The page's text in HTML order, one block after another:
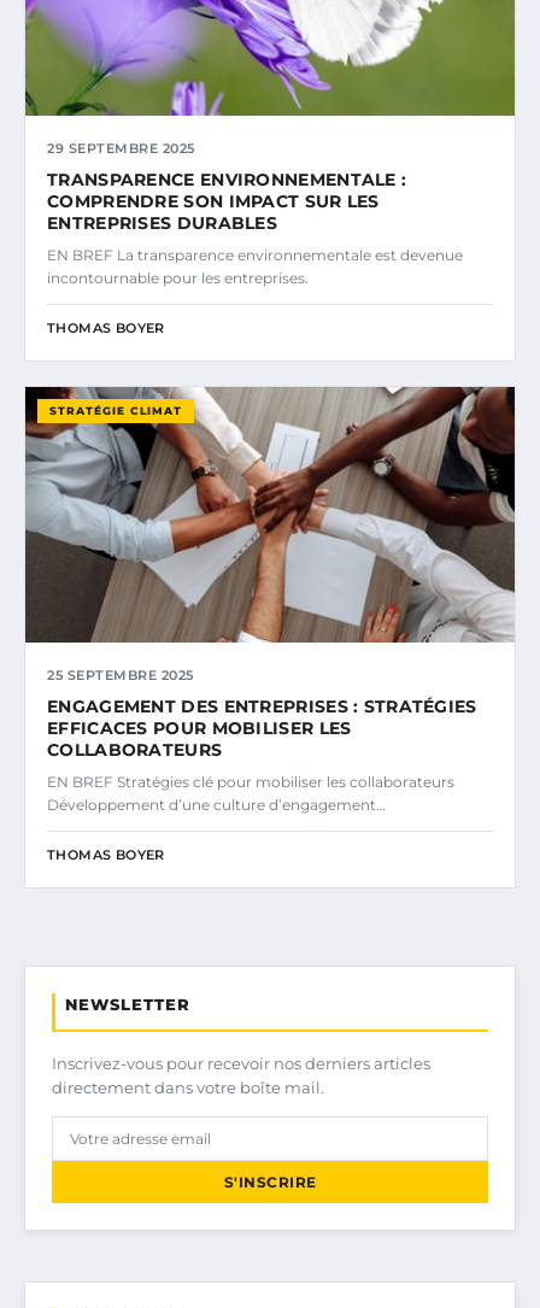
29 SEPTEMBRE 2025
TRANSPARENCE ENVIRONNEMENTALE :
COMPRENDRE SON IMPACT SUR LES
ENTREPRISES DURABLES
EN BREF La transparence environnementale est devenue
incontournable pour les entreprises.
THOMAS BOYER
STRATÉGIE CLIMAT
25 SEPTEMBRE 2025
ENGAGEMENT DES ENTREPRISES : STRATÉGIES
EFFICACES POUR MOBILISER LES
COLLABORATEURS
EN BREF Stratégies clé pour mobiliser les collaborateurs
Développement d’une culture d’engagement…
THOMAS BOYER
NEWSLETTER
Inscrivez-vous pour recevoir nos derniers articles
directement dans votre boîte mail.
S'INSCRIRE